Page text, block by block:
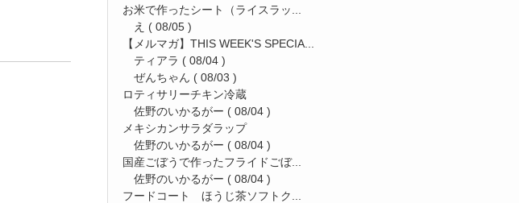
お米で作ったシート（ライスラッ...
え ( 08/05 )
【メルマガ】THIS WEEK'S SPECIA...
ティアラ ( 08/04 )
ぜんちゃん ( 08/03 )
ロティサリーチキン冷蔵
佐野のいかるがー ( 08/04 )
メキシカンサラダラップ
佐野のいかるがー ( 08/04 )
国産ごぼうで作ったフライドごぼ...
佐野のいかるがー ( 08/04 )
フードコート ほうじ茶ソフトク...